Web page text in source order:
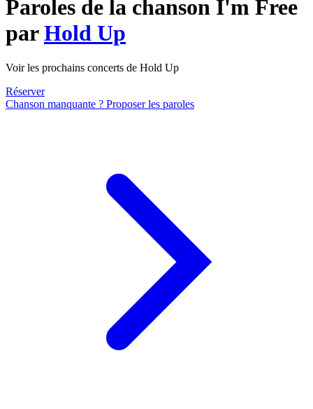
Paroles de la chanson I'm Free
parHold Up
Voir les prochains concerts de Hold Up
Réserver
Chanson manquante ? Proposer les paroles